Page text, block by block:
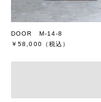
DOOR M-14-8
￥58,000 （税込）